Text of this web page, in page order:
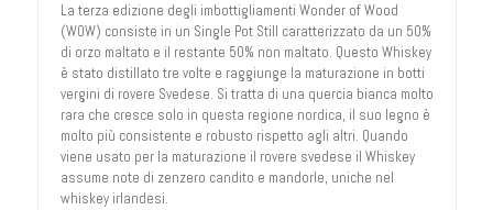
La terza edizione degli imbottigliamenti Wonder of Wood
(WOW) consiste in un Single Pot Still caratterizzato da un 50%
di orzo maltato e il restante 50% non maltato. Questo Whiskey
è stato distillato tre volte e raggiunge la maturazione in botti
vergini di rovere Svedese. Si tratta di una quercia bianca molto
rara che cresce solo in questa regione nordica, il suo legno è
molto più consistente e robusto rispetto agli altri. Quando
viene usato per la maturazione il rovere svedese il Whiskey
assume note di zenzero candito e mandorle, uniche neI
whiskey irlandesi.